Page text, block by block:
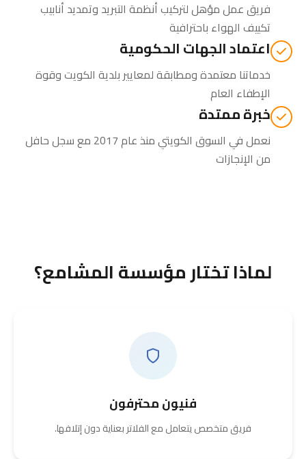
فريق عمل مؤهل لتركيب أنظمة التبريد وتمديد أنابيب
تكييف الهواء باحترافية
اعتماد الجهات الحكومية
خدماتنا معتمدة ومطابقة لمعايير بلدية الكويت وقوة
الإطفاء العام
خبرة ممتدة
نعمل في السوق الكويتي منذ عام 2017 مع سجل حافل
من الإنجازات
لماذا تختار مؤسسة المشامع؟
فنيون محترفون
فريق متخصص يتعامل مع الفلاتر بعناية دون إتلافها.